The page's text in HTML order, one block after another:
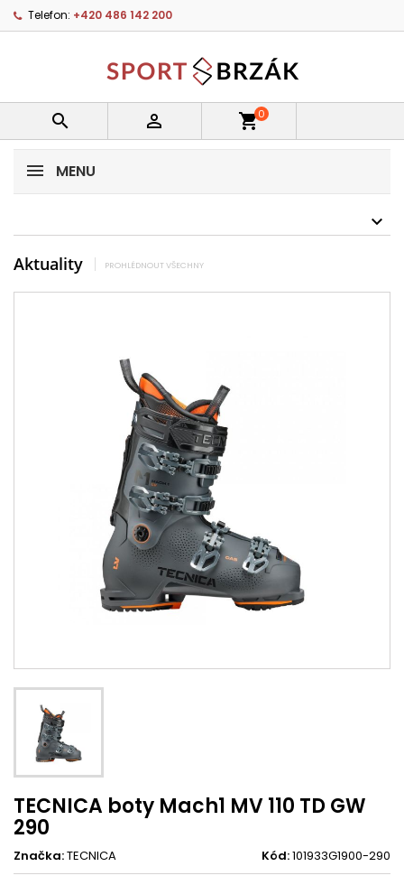
Telefon: +420 486 142 200
  shopping_cart0
MENU
Aktuality PROHLÉDNOUT VŠECHNY
TECNICA boty Mach1 MV 110 TD GW
290
Značka:TECNICA Kód:101933G1900-290